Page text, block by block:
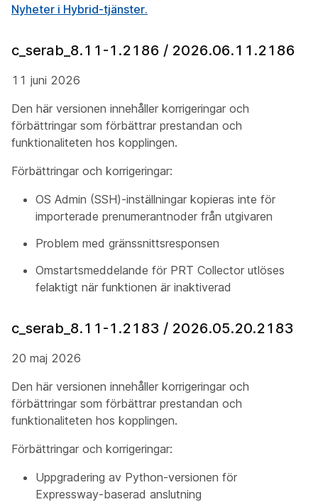
Nyheter i Hybrid-tjänster.
c_serab_8.11-1.2186 / 2026.06.11.2186
11 juni 2026
Den här versionen innehåller korrigeringar och
förbättringar som förbättrar prestandan och
funktionaliteten hos kopplingen.
Förbättringar och korrigeringar:
OS Admin (SSH)-inställningar kopieras inte för
importerade prenumerantnoder från utgivaren
Problem med gränssnittsresponsen
Omstartsmeddelande för PRT Collector utlöses
felaktigt när funktionen är inaktiverad
c_serab_8.11-1.2183 / 2026.05.20.2183
20 maj 2026
Den här versionen innehåller korrigeringar och
förbättringar som förbättrar prestandan och
funktionaliteten hos kopplingen.
Förbättringar och korrigeringar:
Uppgradering av Python-versionen för
Expressway-baserad anslutning